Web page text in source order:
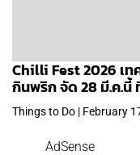
Chilli Fest 2026 เ
กินพริก จัด 28 มี.ค.นี้
Things to Do | February
AdSense